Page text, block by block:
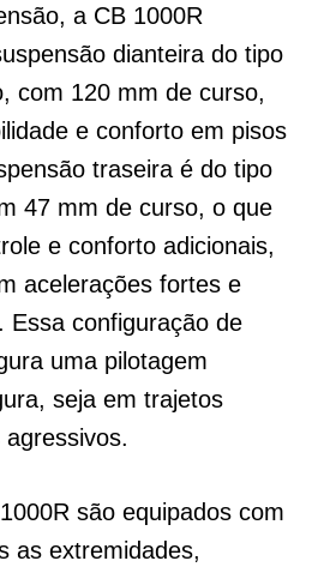
a CB 1000R
dianteira do tipo
com 120 mm de curso,
e conforto em pisos
traseira é do tipo
47 mm de curso, o que
e conforto adicionais,
acelerações fortes e
Essa configuração de
uma pilotagem
seja em trajetos
são equipados com
as extremidades,